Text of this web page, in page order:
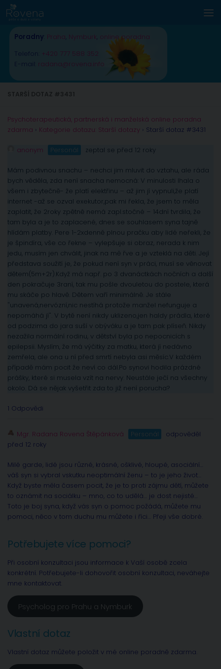
Skip to content
Poradny Praha Nymburk online poradna
Telefon: +420 777 588 352
E-mail: radana@rovena.info
Psychoterapeutická, partnerská i manželská online poradna
zdarma › Kategorie dotazu: Starší dotazy › Starší dotaz #3431
anonym Personál zeptal se před 12 roky
Mám podivnou snachu – nechci jim mluvit do vztahu, ale ráda
bych věděla, zda není snacha nemocná: V minulosti lhala o
všem i zbytečně- že platí elektřinu – až jim jí vypnuli,že platí
internet -až se ozval exekutor,pak mi řekla, že jsem to měla
zaplatit, že 2roky zpětně nemá zapl.stočné – 14dní tvrdila, že
tam byla a je to zaplacené, dnes se souhlasem syna tajně
hlídám platby. Pere 1-2xdenně plnou pračku aby lidé neřekli, že
je špindíra, vše co řekne – vylepšuje si obraz, nerada k nim
jedu, musím jen chválit, jinak na mě řve a je vzteklá na děti. Její
představa soužití je, že pokud není syn v práci, musí se věnovat
dětem(5m+2r).Když má např. po 3 dvanáctkách nočních a další
den pokračuje 3raní, tak mu pošle dvouletou do postele, která
mu skáče po hlavě. Dětem vaří minimálně. Je stále
"unavená,nervózní,nic nestíhá protože manžel nefunguje a
nepomáhá jí". V bytě není nikdy uklizeno,jen haldy prádla, které
od podzima do jara suší v obýváku a je tam pak plíseň. Nikdy
nezažila normální rodinu, v dětství byla po nepocnicích s
epilepsii. Myslím, že má výčitky za matku, která jí nedávno
zemřela, ale ona u ní před smrtí nebyla asi měsíc.V každém
případě mám pocit že neví co dál.Po synovi hodila prázdné
prášky, které si musela vzít na nervy. Neustále ječí na všechny
okolo. Dá se nějak vyšetřit zda to již není porucha?
1 Odpovědi
Mgr. Radana Rovena Štěpánková Personál
odpověděl
před 12 roky
Milé garde, lidé jsou různé, krásné, ošklivé, hloupé, asociální…
váš syn si vybral vskutku neoptimální ženu – to je jeho život…
Když byste měla časem pocit, že je to proti zájmu dětí, můžete
to oznámit na sociálku – mno, co to udělá… je dost nejisté…
Toto je boj syna, když vás syn o pomoc požádá, můžete mu
pomoci, něco v tom duchu mu můžete i říci… Přeji vše dobré.
Potřebujete více pomoci?
Při osobní konzultaci jsou informace k Vaší osobě zcela
konkrétní. Potřebujete-li dohovořit osobní konzultaci, neváhejte
mne kontaktovat.
Psycholog pro Prahu a Nymburk
Vlastní dotaz
Vlastní dotaz můžete položit v mé online poradně zdarma.